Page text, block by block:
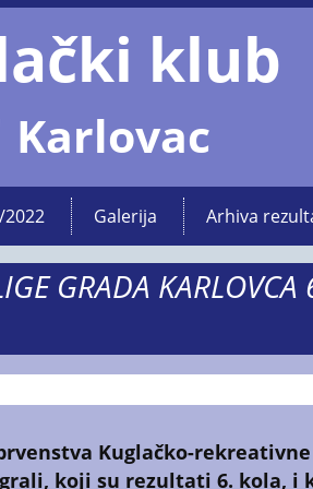
klub
Karlovac
2022 Galerija Arhiva
GRADA KARLOVCA
Kuglačko-
koji su rezultati 6. kola, i